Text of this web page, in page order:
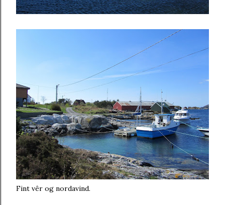
Fint vêr og nordavind.